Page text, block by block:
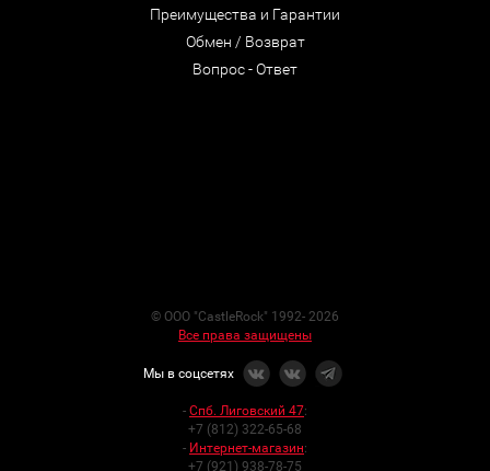
Преимущества и Гарантии
Обмен / Возврат
Вопрос - Ответ
© ООО "CastleRock" 1992- 2026
Все права защищены
Мы в соцсетях
- Спб. Лиговский 47:
+7 (812) 322-65-68
- Интернет-магазин:
+7 (921) 938-78-75